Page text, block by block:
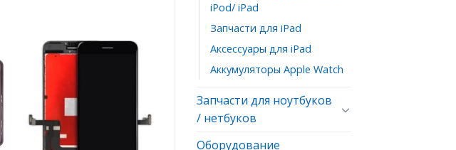
iPod/ iPad
Запчасти для iPad
Аксессуары для iPad
Аккумуляторы Apple Watch
Запчасти для ноутбуков
/ нетбуков
Оборудование